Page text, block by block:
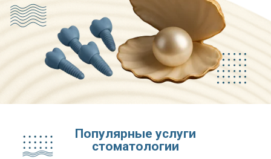
Популярные услуги
стоматологии